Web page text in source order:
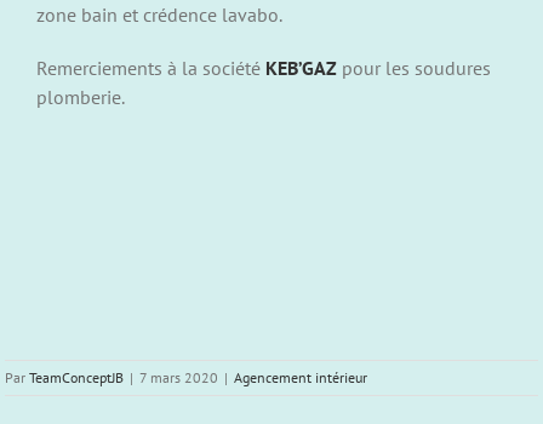
zone bain et crédence lavabo.
Remerciements à la société KEB’GAZ pour les soudures
plomberie.
ParTeamConceptJB | 7 mars 2020 | Agencement intérieur